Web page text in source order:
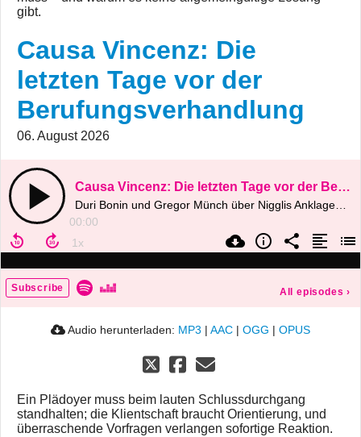
gibt.
Causa Vincenz: Die
letzten Tage vor der
Berufungsverhandlung
06. August 2026
Causa Vincenz: Die letzten Tage vor der Berufungsverhandlung
00:00
Subscribe All episodes ›
Audio herunterladen: MP3 | AAC | OGG | OPUS
Ein Plädoyer muss beim lauten Schlussdurchgang
standhalten; die Klientschaft braucht Orientierung, und
überraschende Vorfragen verlangen sofortige Reaktion.